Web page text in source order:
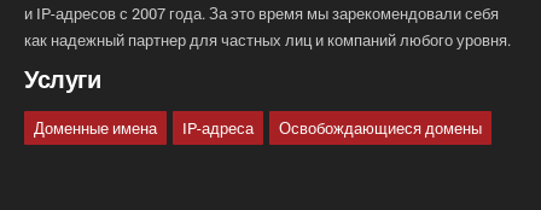
и IP-адресов с 2007 года. За это время мы зарекомендовали себя
как надежный партнер для частных лиц и компаний любого уровня.
Услуги
Доменные имена IP-адреса Освобождающиеся домены